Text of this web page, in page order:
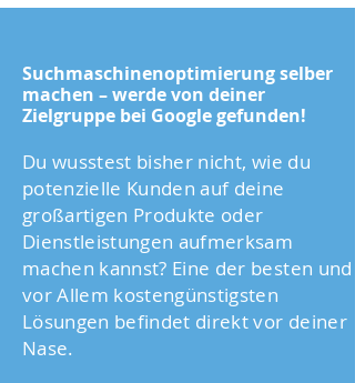
Suchmaschinenoptimierung selber
machen – werde von deiner
Zielgruppe bei Google gefunden!
Du wusstest bisher nicht, wie du
potenzielle Kunden auf deine
großartigen Produkte oder
Dienstleistungen aufmerksam
machen kannst? Eine der besten und
vor Allem kostengünstigsten
Lösungen befindet direkt vor deiner
Nase.